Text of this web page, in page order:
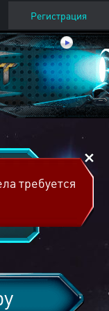
Регистрация
требуется